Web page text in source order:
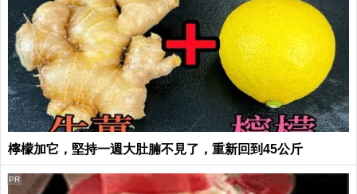
檸檬加它，堅持一週大肚腩不見了，重新回到45公斤
PR